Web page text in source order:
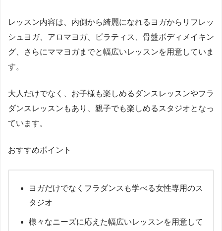
レッスン内容は、内側から綺麗になれるヨガからリフレッ
シュヨガ、アロマヨガ、ピラティス、骨盤ボディメイキン
グ、さらにママヨガまでと幅広いレッスンを用意していま
す。
大人だけでなく、お子様も楽しめるダンスレッスンやフラ
ダンスレッスンもあり、親子でも楽しめるスタジオとなっ
ています。
おすすめポイント
ヨガだけでなくフラダンスも学べる女性専用のス
タジオ
様々なニーズに応えた幅広いレッスンを用意して